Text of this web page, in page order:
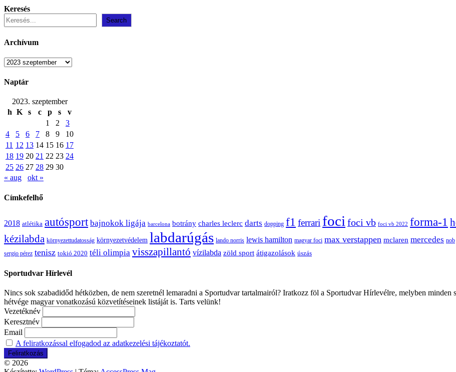
Keresés
Search
Archívum
Archívum
Naptár
2023. szeptember
h K s c p s
v
1
2
3
4
5 6 7 8 9
10
11 12 13 14 15 16 17
18 19 20 21 22 23 24
25 26 27 28 29 30
« aug
okt »
Címkefelhő
2018 atlétika autósport bajnokok ligája barcelona botrány charles leclerc darts dopping f1 ferrari foci foci vb foci vb 2022 forma-1
kézilabda környezettudatosság környezetvédelem labdarúgás lando norris lewis hamilton magyar foci max verstappen mclaren mercedes nob
sergio pérez tenisz tokió 2020 téli olimpia visszapillantó vízilabda zöld sport átigazolások úszás
Sportudvar Hírlevél
Nincs sok szabadidőd hétközben, de nem szeretnél lemaradni a Sportudvar tartalmairól? Iratkozz föl a Sportudvar Hírlevélre, melyben
hétvége magyar vonatkozású közvetítéseinek listáját is. Tarts velünk!
Vezetéknév
Keresztnév
Email
A feliratkozással elfogadod az adatkezelési tájékoztatót.
© 2026